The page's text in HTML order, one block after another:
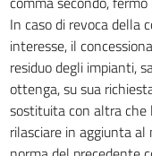
In caso di revoca della
interesse, il
residuo degli impianti,
ottenga, su sua
sostituita con altra
rilasciare in aggiunta